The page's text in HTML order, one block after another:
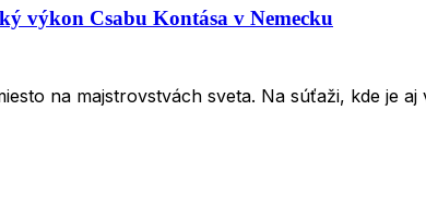
výkon Csabu Kontása v Nemecku
na majstrovstvách sveta. Na súťaži, kde je